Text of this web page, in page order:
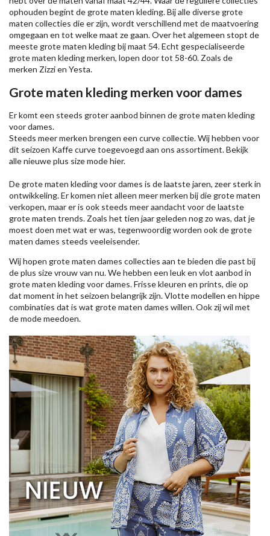
ophouden begint de grote maten kleding. Bij alle diverse grote
maten collecties die er zijn, wordt verschillend met de maatvoering
omgegaan en tot welke maat ze gaan. Over het algemeen stopt de
meeste grote maten kleding bij maat 54. Echt gespecialiseerde
grote maten kleding merken, lopen door tot 58-60. Zoals de
merken Zizzien Yesta.
Grote maten kleding merken voor dames
Er komt een steeds groter aanbod binnen de grote maten kleding
voor dames.
Steeds meer merken brengen een curve collectie. Wij hebben voor
dit seizoen Kaffecurve toegevoegd aan ons assortiment. Bekijk
alle nieuweplus size modehier.
De grote maten kleding voor dames is de laatste jaren, zeer sterk in
ontwikkeling. Er komen niet alleen meer merken bij die grote maten
verkopen, maar er is ook steeds meer aandacht voor de laatste
grote maten trends. Zoals het tien jaar geleden nog zo was, dat je
moest doen met wat er was, tegenwoordig worden ook de grote
maten dames steeds veeleisender.
Wij hopen grote maten dames collecties aan te bieden die past bij
de plus size vrouw van nu. We hebben een leuk en vlot aanbod in
grote maten kleding voor dames. Frisse kleuren en prints, die op
dat moment in het seizoen belangrijk zijn. Vlotte modellen en hippe
combinaties dat is wat grote maten dames willen. Ook zij wil met
de mode meedoen.